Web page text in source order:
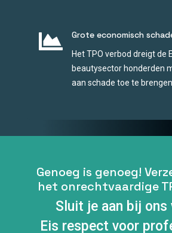
 Grote economisch
Het TPO verbod dreigt de
beautysector honderden
aan schade toe te brengen.
Genoeg is genoeg!
het onrechtvaardige
Sluit je aan bij ons
Eis respect voor